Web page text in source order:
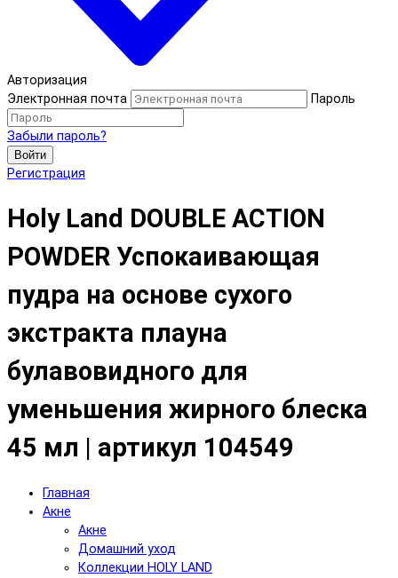
Авторизация
Электронная почта
Пароль
Забыли пароль?
Войти
Регистрация
Holy Land DOUBLE ACTION
POWDER Успокаивающая
пудра на основе сухого
экстракта плауна
булавовидного для
уменьшения жирного блеска
45 мл | артикул 104549
Главная
Акне
Акне
Домашний уход
Коллекции HOLY LAND